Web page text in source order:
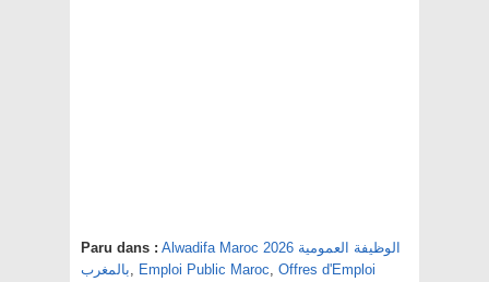
Paru dans : Alwadifa Maroc 2026 الوظيفة العمومية
بالمغرب, Emploi Public Maroc, Offres d'Emploi